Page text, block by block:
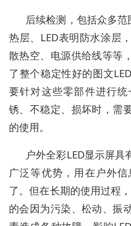
后续检测，包括众多
热层、LED表明防水涂层
散热空、电源供给线等等
了整个稳定性好的图文
要针对这些零部件进行
锈、不稳定、损坏时，需
的使用。
户外全彩LED显示屏
广泛等优势，用在户外
了。但在长期的使用过程
的会因为污染、松动、振